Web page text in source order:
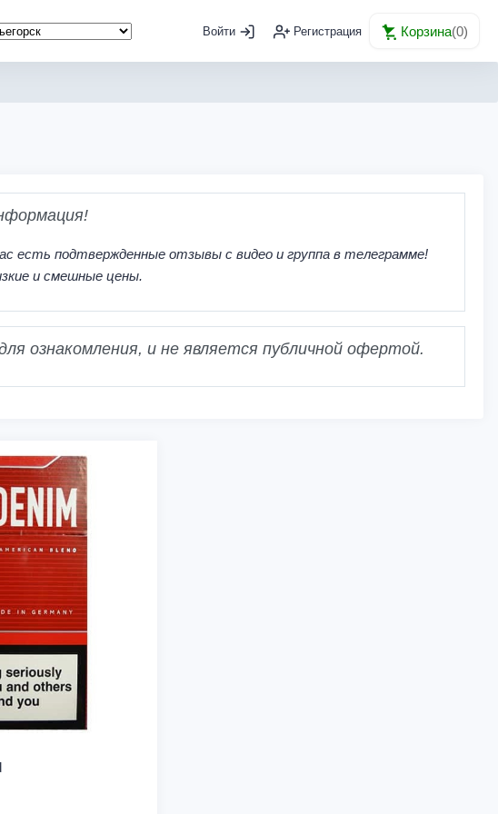
Войти Регистрация Корзина(0)
есть подтвержденные отзывы с видео и группа в телеграмме!
и смешные цены.
ознакомления, и не является публичной офертой.